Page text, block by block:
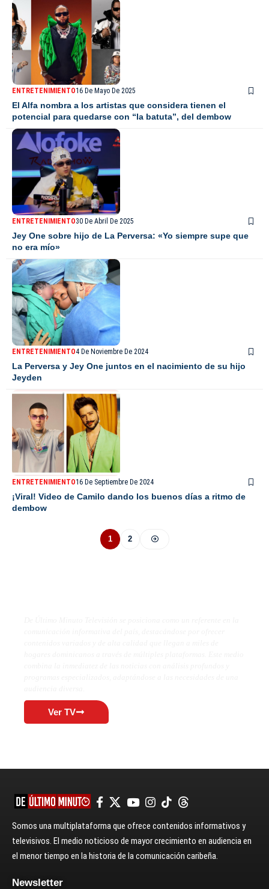
ENTRETENIMIENTO16 De Mayo De 2025
El Alfa nombra a los artistas que considera tienen el
potencial para quedarse con “la batuta”, del dembow
ENTRETENIMIENTO30 De Abril De 2025
Jey One sobre hijo de La Perversa: «Yo siempre supe que
no era mío»
ENTRETENIMIENTO4 De Noviembre De 2024
La Perversa y Jey One juntos en el nacimiento de su hijo
Jeyden
ENTRETENIMIENTO16 De Septiembre De 2024
¡Viral! Video de Camilo dando los buenos días a ritmo de
dembow
1 2
Ver TV
Somos una multiplataforma que ofrece contenidos informativos y
televisivos. El medio noticioso de mayor crecimiento en audiencia en
el menor tiempo en la historia de la comunicación caribeña.
Newsletter